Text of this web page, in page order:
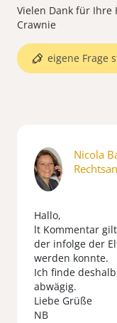
Vielen Dank für Ihre
Crawnie
eigene Frage
Nicola
Hallo,
lt Kommentar
der infolge der
werden konnte.
Ich finde
abwägig.
Liebe Grüße
NB